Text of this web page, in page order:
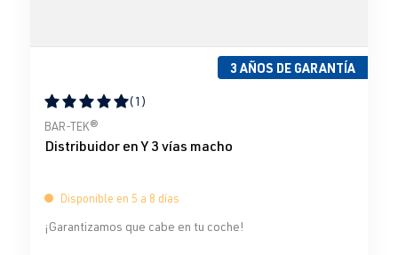
3 AÑOS DE GARANTÍA
Calificación promedio de 5 de 5 estrellas
(1)
BAR-TEK®
Distribuidor en Y 3 vías macho
Disponible en 5 a 8 días
¡Garantizamos que cabe en tu coche!